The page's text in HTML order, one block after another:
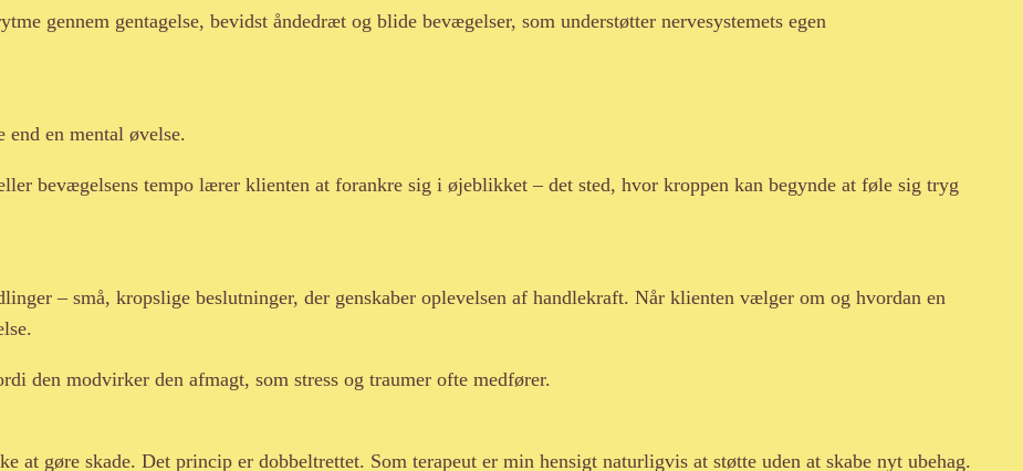
gennem gentagelse, bevidst åndedræt og blide bevægelser, som understøtter nervesystemets egen
en mental øvelse.
bevægelsens tempo lærer klienten at forankre sig i øjeblikket – det sted, hvor kroppen kan begynde at føle sig tryg
– små, kropslige beslutninger, der genskaber oplevelsen af handlekraft. Når klienten vælger om og hvordan en
den modvirker den afmagt, som stress og traumer ofte medfører.
at gøre skade. Det princip er dobbeltrettet. Som terapeut er min hensigt naturligvis at støtte uden at skabe nyt ubehag.